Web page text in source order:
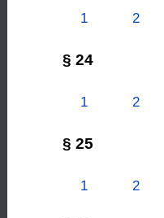
1 2
§ 24
1 2
§ 25
1 2